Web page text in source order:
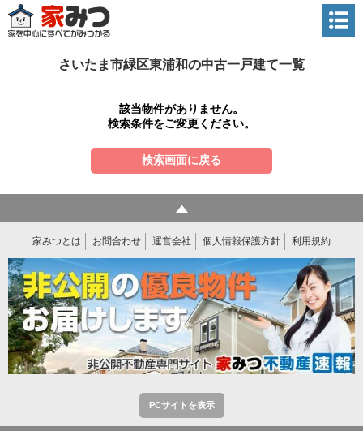
さいたま市緑区東浦和の中古一戸建て一覧
該当物件がありません。
検索条件をご変更ください。
検索画面に戻る
家みつとは お問合わせ 運営会社 個人情報保護方針 利用規約
PCサイトを表示